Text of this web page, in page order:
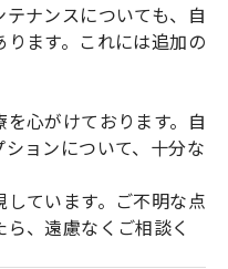
ナンスについても、自
ます。これには追加の
心がけております。自
ョンについて、十分な
ています。ご不明な点
、遠慮なくご相談く